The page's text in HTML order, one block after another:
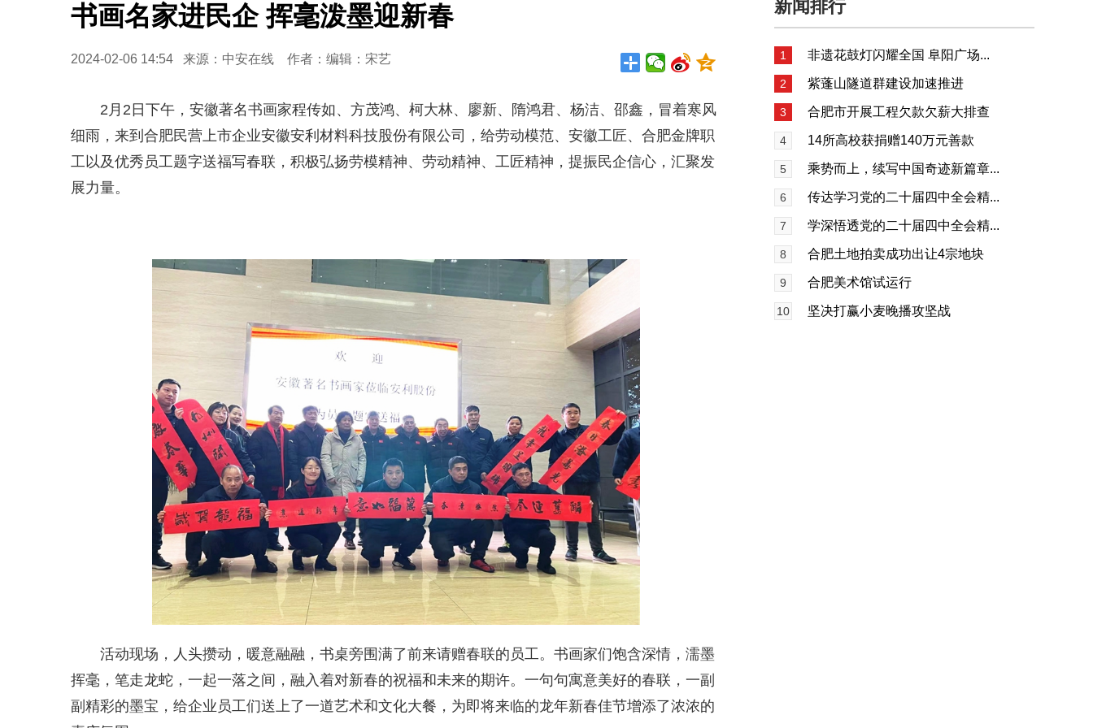
书画名家进民企 挥毫泼墨迎新春
2024-02-06 14:54 来源：中安在线 作者：编辑：宋艺
2月2日下午，安徽著名书画家程传如、方茂鸿、柯大林、廖新、隋鸿君、杨洁、邵鑫，冒着寒风
细雨，来到合肥民营上市企业安徽安利材料科技股份有限公司，给劳动模范、安徽工匠、合肥金牌职
工以及优秀员工题字送福写春联，积极弘扬劳模精神、劳动精神、工匠精神，提振民企信心，汇聚发
展力量。
活动现场，人头攒动，暖意融融，书桌旁围满了前来请赠春联的员工。书画家们饱含深情，濡墨
挥毫，笔走龙蛇，一起一落之间，融入着对新春的祝福和未来的期许。一句句寓意美好的春联，一副
副精彩的墨宝，给企业员工们送上了一道艺术和文化大餐，为即将来临的龙年新春佳节增添了浓浓的
新闻排行
1 非遗花鼓灯闪耀全国 阜阳广场...
2 紫蓬山隧道群建设加速推进
3 合肥市开展工程欠款欠薪大排查
4 14所高校获捐赠140万元善款
5 乘势而上，续写中国奇迹新篇章...
6 传达学习党的二十届四中全会精...
7 学深悟透党的二十届四中全会精...
8 合肥土地拍卖成功出让4宗地块
9 合肥美术馆试运行
10 坚决打赢小麦晚播攻坚战